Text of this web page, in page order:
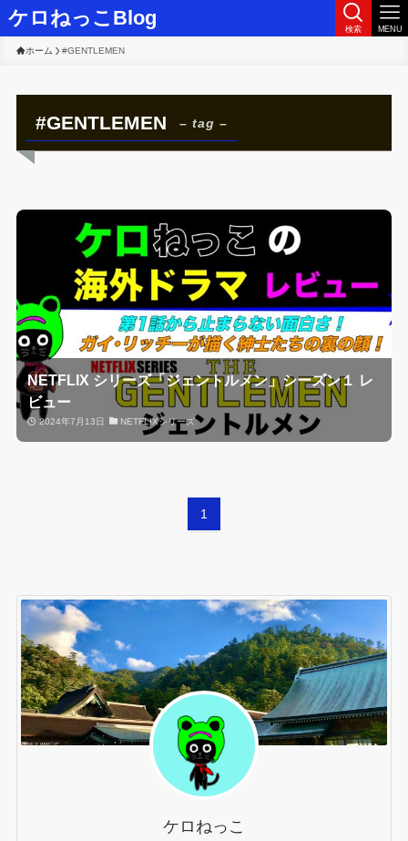
ケロねっこBlog 検索 MENU
ホーム #GENTLEMEN
#GENTLEMEN – tag –
NETFLIX シリーズ「ジェントルメン」シーズン１ レ
ビュー
2024年7月13日 NETFLIXシリーズ
1
ケロねっこ